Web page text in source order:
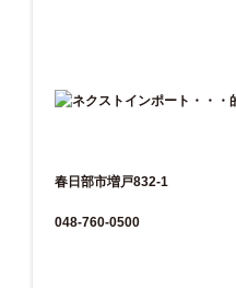
春日部市増戸832-1
048-760-0500